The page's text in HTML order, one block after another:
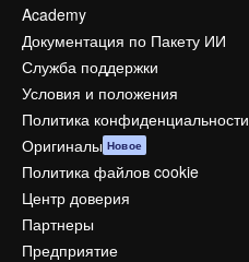
Academy
Документация по Пакету ИИ
Служба поддержки
Условия и положения
Политика конфиденциальности
Оригиналы Новое
Политика файлов cookie
Центр доверия
Партнеры
Предприятие